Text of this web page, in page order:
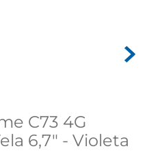
C73 4G
6,7" - Violeta